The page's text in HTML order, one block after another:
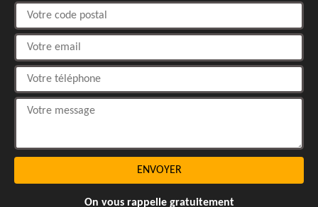
On vous rappelle gratuitement